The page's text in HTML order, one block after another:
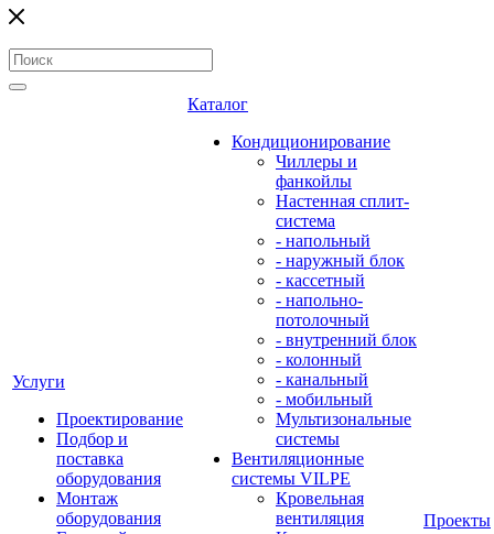
Услуги
Проектирование
Подбор и
поставка
оборудования
Монтаж
оборудования
Каталог
Кондиционирование
Чиллеры и
фанкойлы
Настенная сплит-
система
- напольный
- наружный блок
- кассетный
- напольно-
потолочный
- внутренний блок
- колонный
- канальный
- мобильный
Мультизональные
системы
Вентиляционные
системы VILPE
Кровельная
вентиляция
Проекты